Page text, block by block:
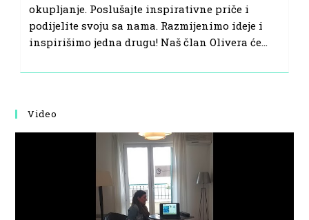
okupljanje. Poslušajte inspirativne priče i
podijelite svoju sa nama. Razmijenimo ideje i
inspirišimo jedna drugu! Naš član Olivera će…
Video